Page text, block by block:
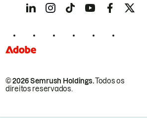
© 2026 Semrush Holdings.Todos os
direitos reservados.